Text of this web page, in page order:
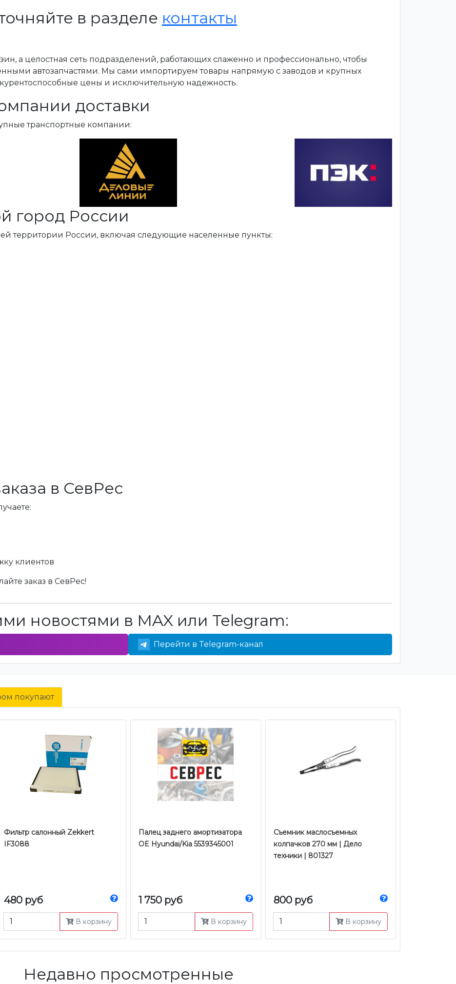
в разделе контакты
а целостная сеть подразделений, работающих слаженно и профессионально, чтобы
автозапчастями. Мы сами импортируем товары напрямую с заводов и крупных
цены и исключительную надежность.
доставки
транспортные компании:
город России
территории России, включая следующие населенные пункты:
в СевРес
клиентов
заказ в СевРес!
новостями в MAX или Telegram:
Перейти в Telegram-канал
покупают
Фильтр салонный Zekkert
IF3088
480 руб
В корзину
Палец заднего амортизатора
OE Hyundai/Kia 5539345001
1 750 руб
В корзину
Съемник маслосъемных
колпачков 270 мм | Дело
техники | 801327
800 руб
В корзину
Недавно просмотренные